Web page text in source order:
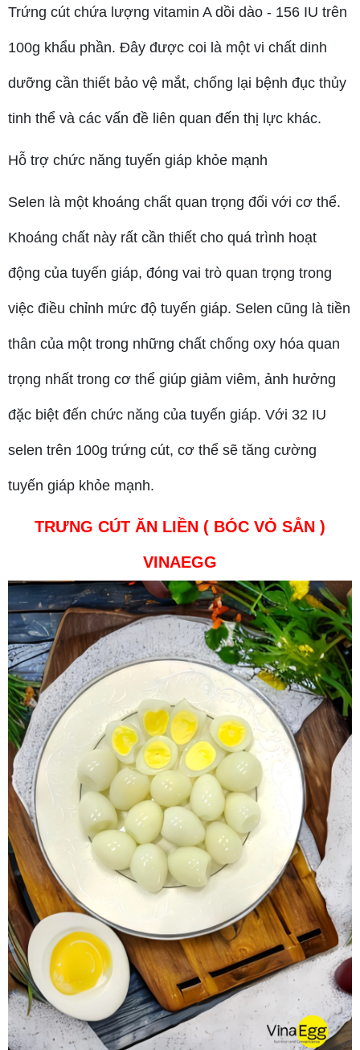
Trứng cút chứa lượng vitamin A dồi dào - 156 IU trên
100g khẩu phần. Đây được coi là một vi chất dinh
dưỡng cần thiết bảo vệ mắt, chống lại bệnh đục thủy
tinh thể và các vấn đề liên quan đến thị lực khác.
Hỗ trợ chức năng tuyến giáp khỏe mạnh
Selen là một khoáng chất quan trọng đối với cơ thể.
Khoáng chất này rất cần thiết cho quá trình hoạt
động của tuyến giáp, đóng vai trò quan trọng trong
việc điều chỉnh mức độ tuyến giáp. Selen cũng là tiền
thân của một trong những chất chống oxy hóa quan
trọng nhất trong cơ thể giúp giảm viêm, ảnh hưởng
đặc biệt đến chức năng của tuyến giáp. Với 32 IU
selen trên 100g trứng cút, cơ thể sẽ tăng cường
tuyến giáp khỏe mạnh.
TRƯNG CÚT ĂN LIỀN ( BÓC VỎ SẲN )
VINAEGG